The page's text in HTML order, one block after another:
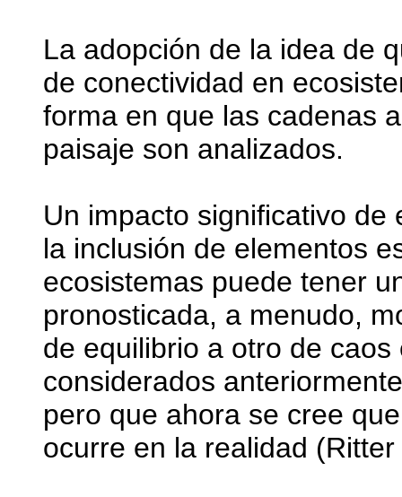
La adopción de la idea de
de conectividad en
forma en que las cadenas
paisaje son analizados.
Un impacto significativo
la inclusión de elementos
ecosistemas puede tener
pronosticada, a menudo,
de equilibrio a otro de
considerados
pero que ahora se cree
ocurre en la realidad (Ritter